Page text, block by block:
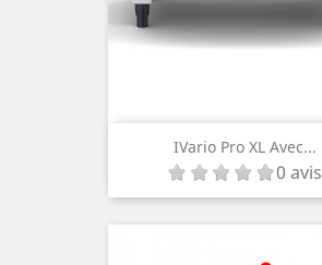
IVario Pro XL Avec...
0 avis